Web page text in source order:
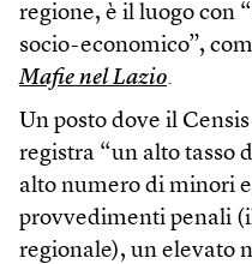
regione, è il luogo con
socio-economico”,
Mafie nel Lazio.
Un posto dove il
registra “un alto tasso
alto numero di minori
provvedimenti penali
regionale), un elevato